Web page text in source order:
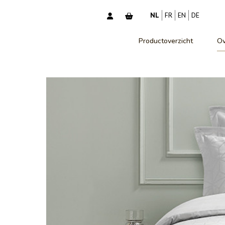
NL FR EN DE
Productoverzicht